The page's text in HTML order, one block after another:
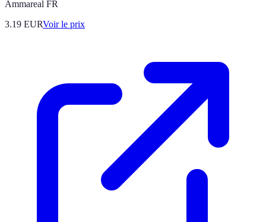
Ammareal FR
3.19 EURVoir le prix